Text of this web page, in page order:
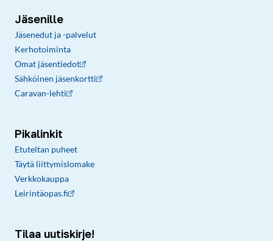
Jäsenille
Jäsenedut ja -palvelut
Kerhotoiminta
Omat jäsentiedot
Sähköinen jäsenkortti
Caravan-lehti
Pikalinkit
Etuteltan puheet
Täytä liittymislomake
Verkkokauppa
Leirintäopas.fi
Tilaa uutiskirje!